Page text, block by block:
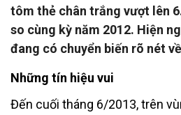
tôm thẻ chân trắng vượt lên
so cùng kỳ năm 2012. Hiện
đang có chuyển biến rõ nét
Những tín hiệu vui
Đến cuối tháng 6/2013, trên